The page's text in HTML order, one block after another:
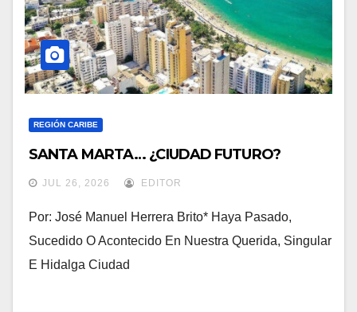
REGIÓN CARIBE
SANTA MARTA… ¿CIUDAD FUTURO?
JUL 26, 2026 EDITOR
Por: José Manuel Herrera Brito* Haya Pasado,
Sucedido O Acontecido En Nuestra Querida, Singular
E Hidalga Ciudad